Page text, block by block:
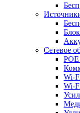
Сетевое
Wi-
Wi-